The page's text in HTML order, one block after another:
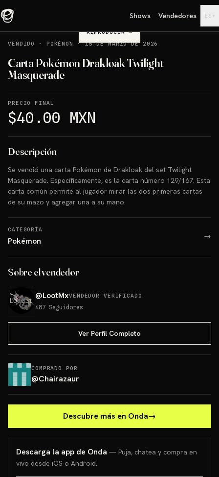
Shows Vendedores ES ▾
REPRODUCIR→
VENDIDO
· POKÉMON ·15 DE MARZO DE 2026
Carta Pokémon Drakloak Twilight
Masquerade
PRECIO FINAL
$40.00 MXN
Descripción
Se vendió una carta Pokémon de Drakloak del set Twilight
Masquerade. Específicamente, es la carta número 129/167. Esta
carta común permite al jugador mirar las dos primeras cartas
de su mazo y agregar una a su mano.
CATEGORÍA
Pokémon →
Sobre el vendedor
@LootMxVENDEDOR VERIFICADO
487 Seguidores
Ver Perfil Completo
COMPRADO POR
@Chairazaur
Descubre más en Onda→
Descarga la app de Onda — Puja, chatea y compra en
vivo desde iOS o Android.